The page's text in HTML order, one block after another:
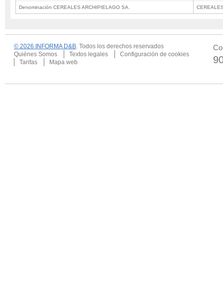
Denominación CEREALES ARCHIPIELAGO SA.
© 2026 INFORMA D&B. Todos los derechos reservados
Quiénes Somos
Textos legales
Configuración de cookies
Tarifas
Mapa web